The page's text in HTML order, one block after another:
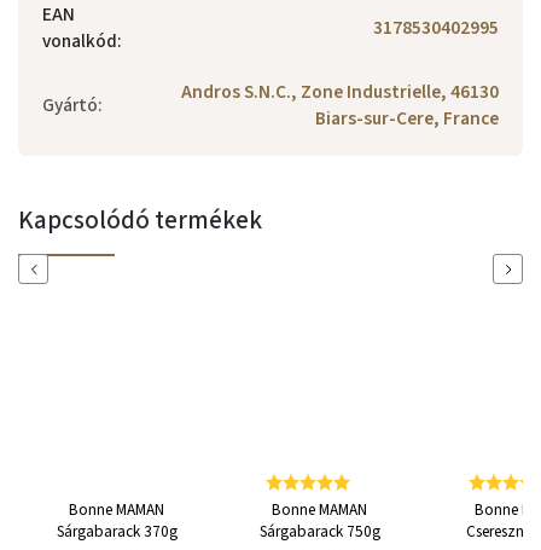
EAN
vonalkód: 3178530402995
Gyártó:
Andros S.N.C., Zone Industrielle, 46130
Biars-sur-Cere, France
Kapcsolódó termékek
Previous
Bonne MAMAN
Sárgabarack 370g
Bonne MAMAN
Sárgabarack 750g
Bonne
Next